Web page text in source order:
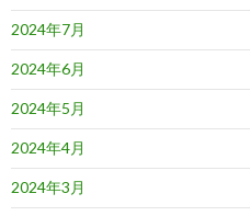
2024年7月
2024年6月
2024年5月
2024年4月
2024年3月